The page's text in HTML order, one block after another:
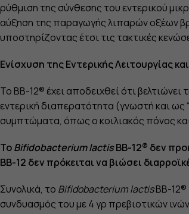
ρύθμιση της σύνθεσης του εντερικού
αύξηση της παραγωγής λιπαρών οξέων
υποστηρίζοντας έτσι τις τακτικές
Ενίσχυση της Εντερικής Λειτουργίας
Το BB-12® έχει αποδειχθεί ότι
εντερική διαπερατότητα (γνωστή και
συμπτώματα, όπως ο κοιλιακός πόνος
ΤοBifidobacterium lactisBB-12® δεν
ΒΒ-12 δεν πρόκειται να βιώσει
Συνολικά, το Bifidobacterium lactisBB-12®
συνδυασμός του με 4 γρ πρεβιοτικών